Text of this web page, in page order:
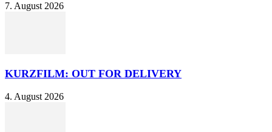
7. August 2026
KURZFILM: OUT FOR DELIVERY
4. August 2026